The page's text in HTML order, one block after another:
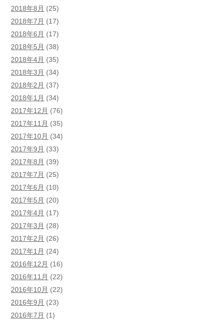
2018年8月 (25)
2018年7月 (17)
2018年6月 (17)
2018年5月 (38)
2018年4月 (35)
2018年3月 (34)
2018年2月 (37)
2018年1月 (34)
2017年12月 (76)
2017年11月 (35)
2017年10月 (34)
2017年9月 (33)
2017年8月 (39)
2017年7月 (25)
2017年6月 (10)
2017年5月 (20)
2017年4月 (17)
2017年3月 (28)
2017年2月 (26)
2017年1月 (24)
2016年12月 (16)
2016年11月 (22)
2016年10月 (22)
2016年9月 (23)
2016年7月 (1)